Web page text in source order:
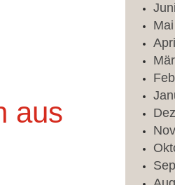
aus
Juni
Mai
April